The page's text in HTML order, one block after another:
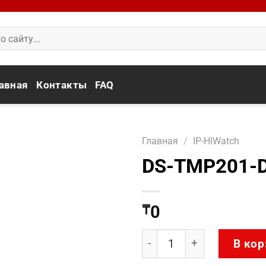
Контакты FAQ
Главная / IP-HIWatch
DS-TMP201-
₸0
Количество товара DS-
В